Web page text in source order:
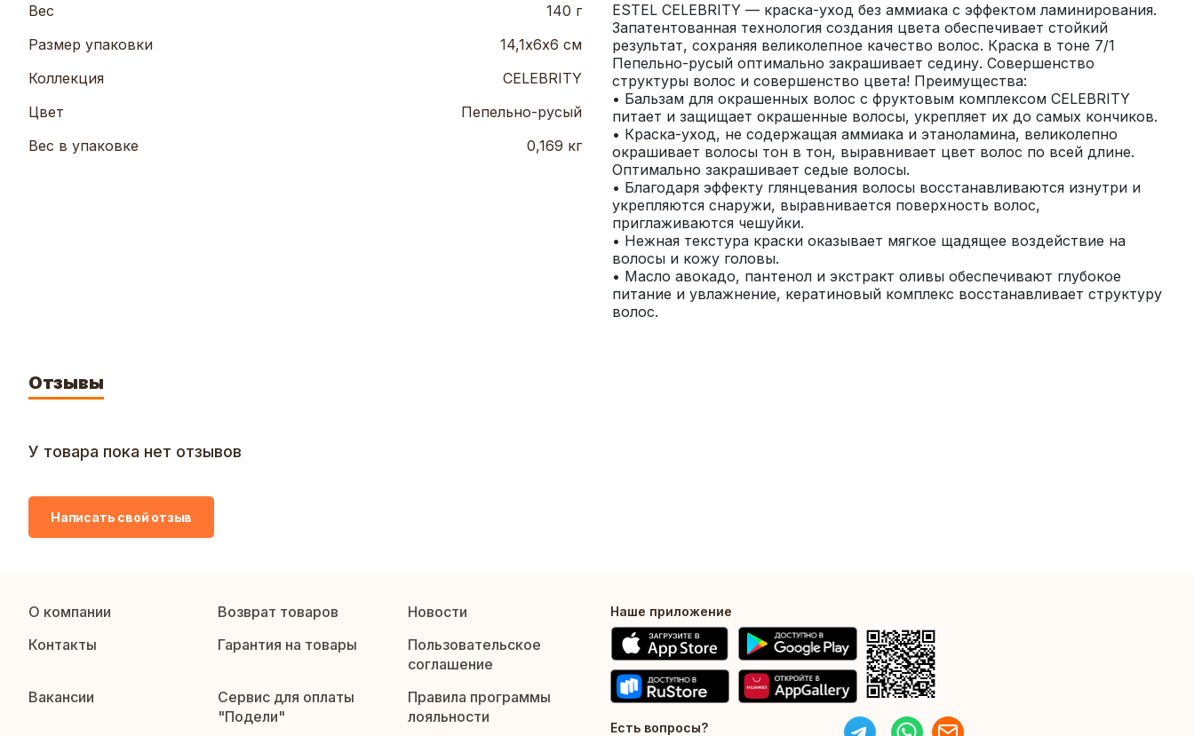
Вес
140 г
Размер упаковки
14,1х6х6 см
Коллекция
CELEBRITY
Цвет
Пепельно-русый
Вес в упаковке
0,169 кг
ESTEL CELEBRITY — краска-уход без аммиака с эффектом ламинирования.
Запатентованная технология создания цвета обеспечивает стойкий
результат, сохраняя великолепное качество волос. Краска в тоне 7/1
Пепельно-русый оптимально закрашивает седину. Совершенство
структуры волос и совершенство цвета! Преимущества:
• Бальзам для окрашенных волос с фруктовым комплексом CELEBRITY
питает и защищает окрашенные волосы, укрепляет их до самых кончиков.
• Краска-уход, не содержащая аммиака и этаноламина, великолепно
окрашивает волосы тон в тон, выравнивает цвет волос по всей длине.
Оптимально закрашивает седые волосы.
• Благодаря эффекту глянцевания волосы восстанавливаются изнутри и
укрепляются снаружи, выравнивается поверхность волос,
приглаживаются чешуйки.
• Нежная текстура краски оказывает мягкое щадящее воздействие на
волосы и кожу головы.
• Масло авокадо, пантенол и экстракт оливы обеспечивают глубокое
питание и увлажнение, кератиновый комплекс восстанавливает структуру
волос.
Отзывы
У товара пока нет отзывов
Написать свой отзыв
О компании Возврат товаров
Новости
Контакты
Гарантия на товары
Пользовательское
соглашение
Вакансии
Сервис для оплаты
"Подели"
Правила программы
лояльности
Наше приложение
Есть вопросы?